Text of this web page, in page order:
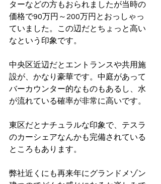
ターなどの方もおられましたが当時の
価格で90万円～200万円とおっしゃっ
ていました。この辺だとちょっと高い
なという印象です。
中央区近辺だとエントランスや共用施
設が、かなり豪華です。中庭があって
バーカウンター的なものもあるし、水
が流れている確率が非常に高いです。
東区だとナチュラルな印象で、テスラ
のカーシェアなんかも完備されている
ところもあります。
弊社近くにも再来年にグランドメゾン